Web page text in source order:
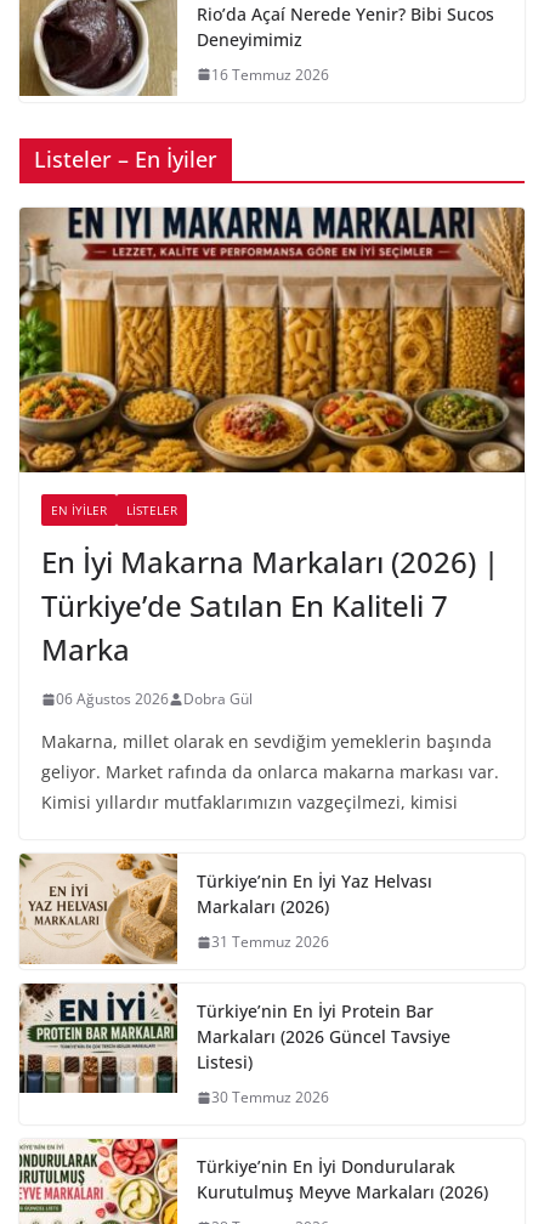
Rio’da Açaí Nerede Yenir? Bibi Sucos
Deneyimimiz
16 Temmuz 2026
Listeler – En İyiler
EN İYILER LİSTELER
En İyi Makarna Markaları (2026) |
Türkiye’de Satılan En Kaliteli 7
Marka
06 Ağustos 2026 Dobra Gül
Makarna, millet olarak en sevdiğim yemeklerin başında
geliyor. Market rafında da onlarca makarna markası var.
Kimisi yıllardır mutfaklarımızın vazgeçilmezi, kimisi
Türkiye’nin En İyi Yaz Helvası
Markaları (2026)
31 Temmuz 2026
Türkiye’nin En İyi Protein Bar
Markaları (2026 Güncel Tavsiye
Listesi)
30 Temmuz 2026
Türkiye’nin En İyi Dondurularak
Kurutulmuş Meyve Markaları (2026)